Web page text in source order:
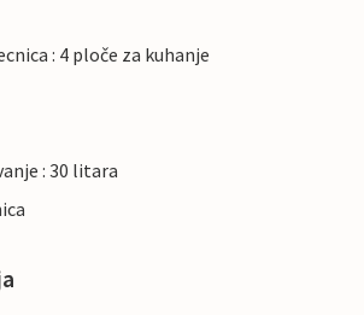
: 4 ploče za kuhanje
: 30 litara